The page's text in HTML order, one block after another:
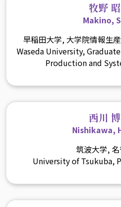
牧野
Makino,
早稲田大学, 大学院情報生
Waseda University,
Production and
西川
Nishikawa,
筑波大学,
University of Tsukuba,